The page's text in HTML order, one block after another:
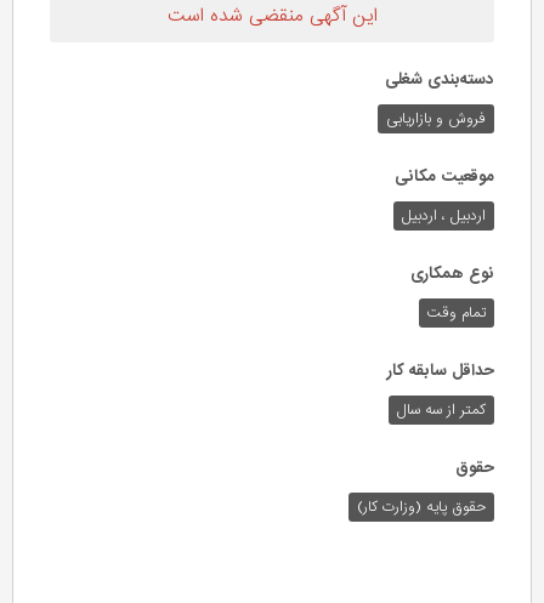
این آگهی منقضی شده است
دسته‌بندی شغلی
فروش و بازاریابی
موقعیت مکانی
اردبیل ، اردبیل
نوع همکاری
تمام وقت
حداقل سابقه کار
کمتر از سه سال
حقوق
حقوق پایه (وزارت کار)